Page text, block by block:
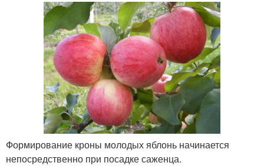
Формирование кроны молодых яблонь начинается
непосредственно при посадке саженца.